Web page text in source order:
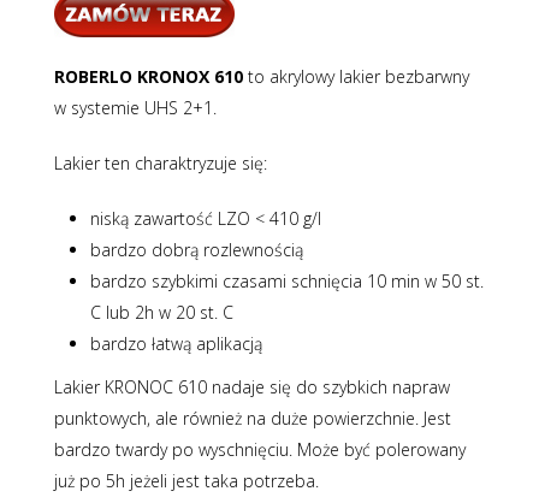
ROBERLO KRONOX 610 to akrylowy lakier bezbarwny
w systemie UHS 2+1.
Lakier ten charaktryzuje się:
niską zawartość LZO < 410 g/l
bardzo dobrą rozlewnością
bardzo szybkimi czasami schnięcia 10 min w 50 st.
C lub 2h w 20 st. C
bardzo łatwą aplikacją
Lakier KRONOC 610 nadaje się do szybkich napraw
punktowych, ale również na duże powierzchnie. Jest
bardzo twardy po wyschnięciu. Może być polerowany
już po 5h jeżeli jest taka potrzeba.